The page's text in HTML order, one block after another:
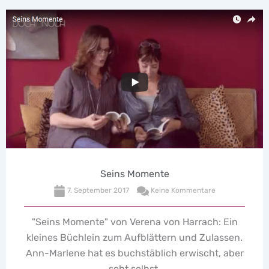
Ein
Zulassen.
aber
Kondom-Fragen 3. Teil
19. Januar 2017
Vorhang auf für den letzten
Kondom-Fragerunde mit Gummi-